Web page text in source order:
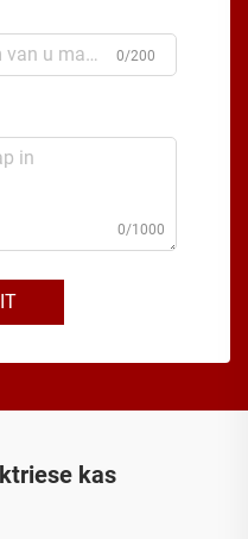
0/200
0/1000
kas